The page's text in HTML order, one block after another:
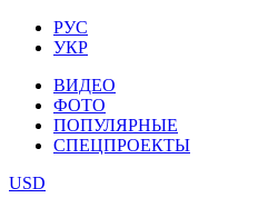
РУС
УКР
ВИДЕО
ФОТО
ПОПУЛЯРНЫЕ
СПЕЦПРОЕКТЫ
USD